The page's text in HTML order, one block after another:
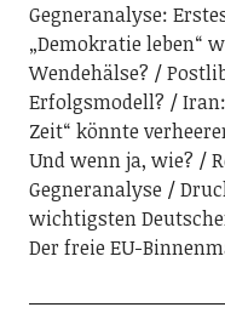
Gegneranalyse:
„Demokratie leben“
Wendehälse?
Erfolgsmodell?
Zeit“ könnte
Und wenn ja, wie?
Gegneranalyse
wichtigsten
Der freie EU-